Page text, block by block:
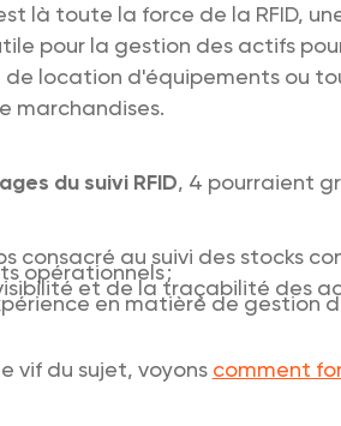
là toute la force de la RFID,
pour la gestion des actifs
location d'équipements ou
marchandises.
du suivi RFID, 4 pourraient
consacré au suivi des stocks
opérationnels ;
et de la traçabilité des
en matière de gestion
vif du sujet, voyons comment